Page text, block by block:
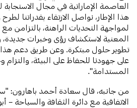
العاصمة الإماراتية في مجال الاستجابة
هذا الإطار، نواصل الارتقاء بقدراتنا
لمواجهة التحديات الراهنة، بالتزامن
المعنية لاستكشاف رؤى وخبرات جديدة،
تطوير حلول مبتكرة. وعن طريق دعم هذا
على جهودنا للحفاظ على البيئة، والتزام
المستدامة".
من جانبه، قال سعادة أحمد باهارون:
الاتفاقية مع دائرة الثقافة والسياحة –